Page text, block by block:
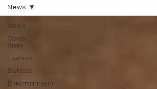
News
Cover
Story
Fashion
Belleza
Entertainment
News